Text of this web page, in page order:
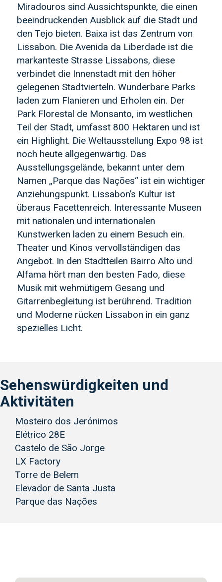
Miradouros sind Aussichtspunkte, die einen
beeindruckenden Ausblick auf die Stadt und
den Tejo bieten. Baixa ist das Zentrum von
Lissabon. Die Avenida da Liberdade ist die
markanteste Strasse Lissabons, diese
verbindet die Innenstadt mit den höher
gelegenen Stadtvierteln. Wunderbare Parks
laden zum Flanieren und Erholen ein. Der
Park Florestal de Monsanto, im westlichen
Teil der Stadt, umfasst 800 Hektaren und ist
ein Highlight. Die Weltausstellung Expo 98 ist
noch heute allgegenwärtig. Das
Ausstellungsgelände, bekannt unter dem
Namen „Parque das Nações“ ist ein wichtiger
Anziehungspunkt. Lissabon’s Kultur ist
überaus Facettenreich. Interessante Museen
mit nationalen und internationalen
Kunstwerken laden zu einem Besuch ein.
Theater und Kinos vervollständigen das
Angebot. In den Stadtteilen Bairro Alto und
Alfama hört man den besten Fado, diese
Musik mit wehmütigem Gesang und
Gitarrenbegleitung ist berührend. Tradition
und Moderne rücken Lissabon in ein ganz
spezielles Licht.
Sehenswürdigkeiten und
Aktivitäten
Mosteiro dos Jerónimos
Elétrico 28E
Castelo de São Jorge
LX Factory
Torre de Belem
Elevador de Santa Justa
Parque das Nações